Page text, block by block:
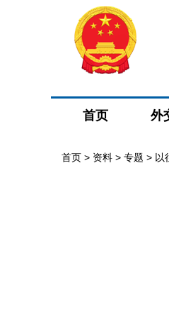
首页 外
首页 > 资料 > 专题 > 以